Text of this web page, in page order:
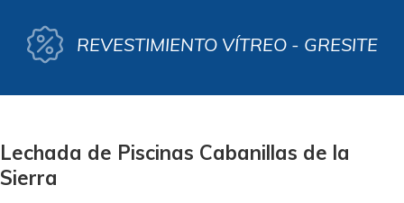
REVESTIMIENTO VÍTREO - GRESITE
Lechada de Piscinas Cabanillas de la
Sierra